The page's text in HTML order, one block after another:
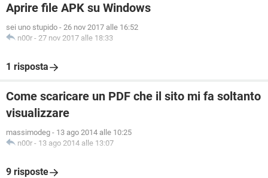
Aprire file APK su Windows
sei uno stupido - 26 nov 2017 alle 16:52
n00r - 27 nov 2017 alle 18:33
1 risposta
Come scaricare un PDF che il sito mi fa soltanto
visualizzare
massimodeg - 13 ago 2014 alle 10:25
n00r - 13 ago 2014 alle 13:07
9 risposte